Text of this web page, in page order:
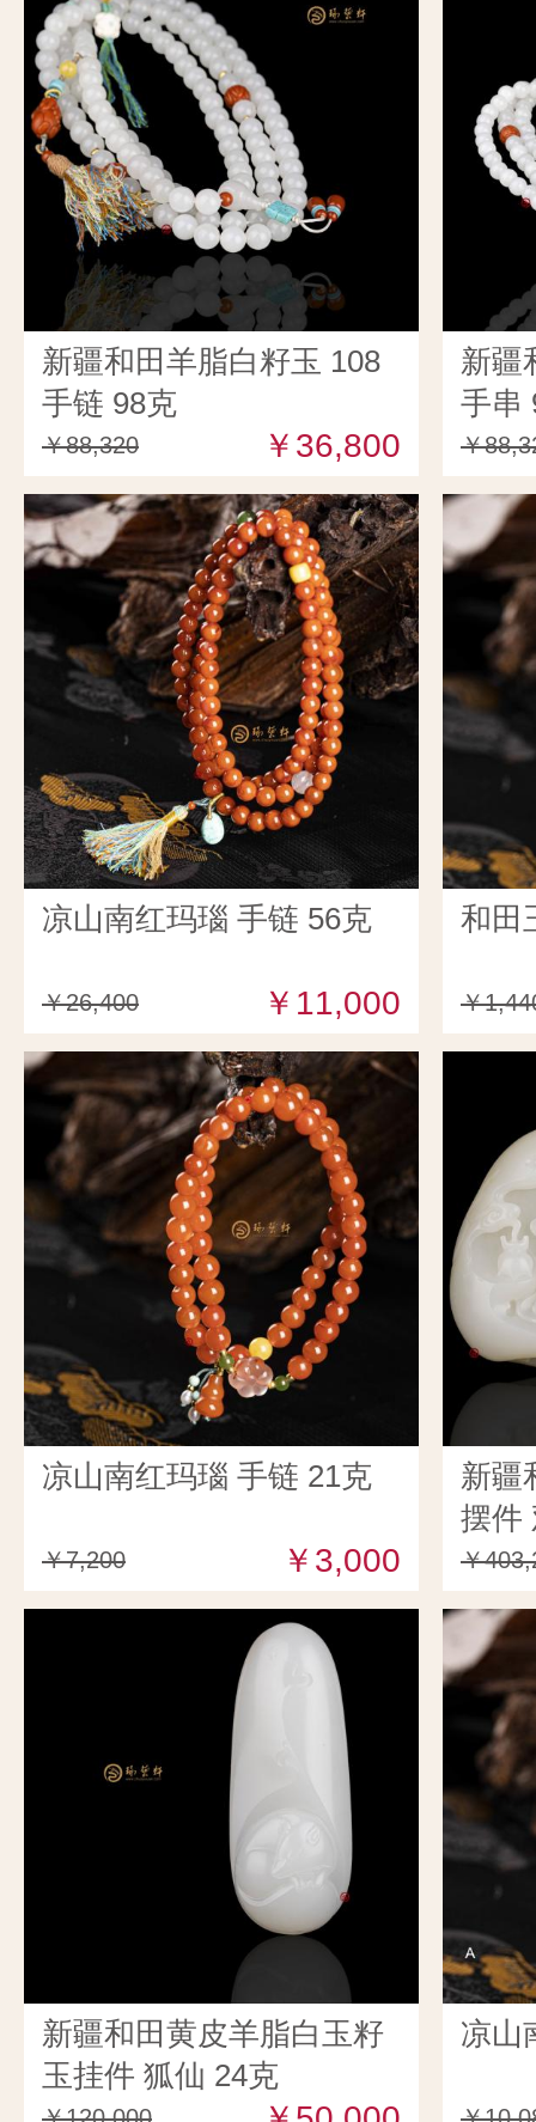
新疆和田羊脂白籽玉 108
手链 98克
￥88,320 ￥36,800
新疆
手串
￥
凉山南红玛瑙 手链 56克
￥26,400 ￥11,000
和田
￥
凉山南红玛瑙 手链 21克
￥7,200 ￥3,000
新疆
摆件
￥
新疆和田黄皮羊脂白玉籽
玉挂件 狐仙 24克
凉山